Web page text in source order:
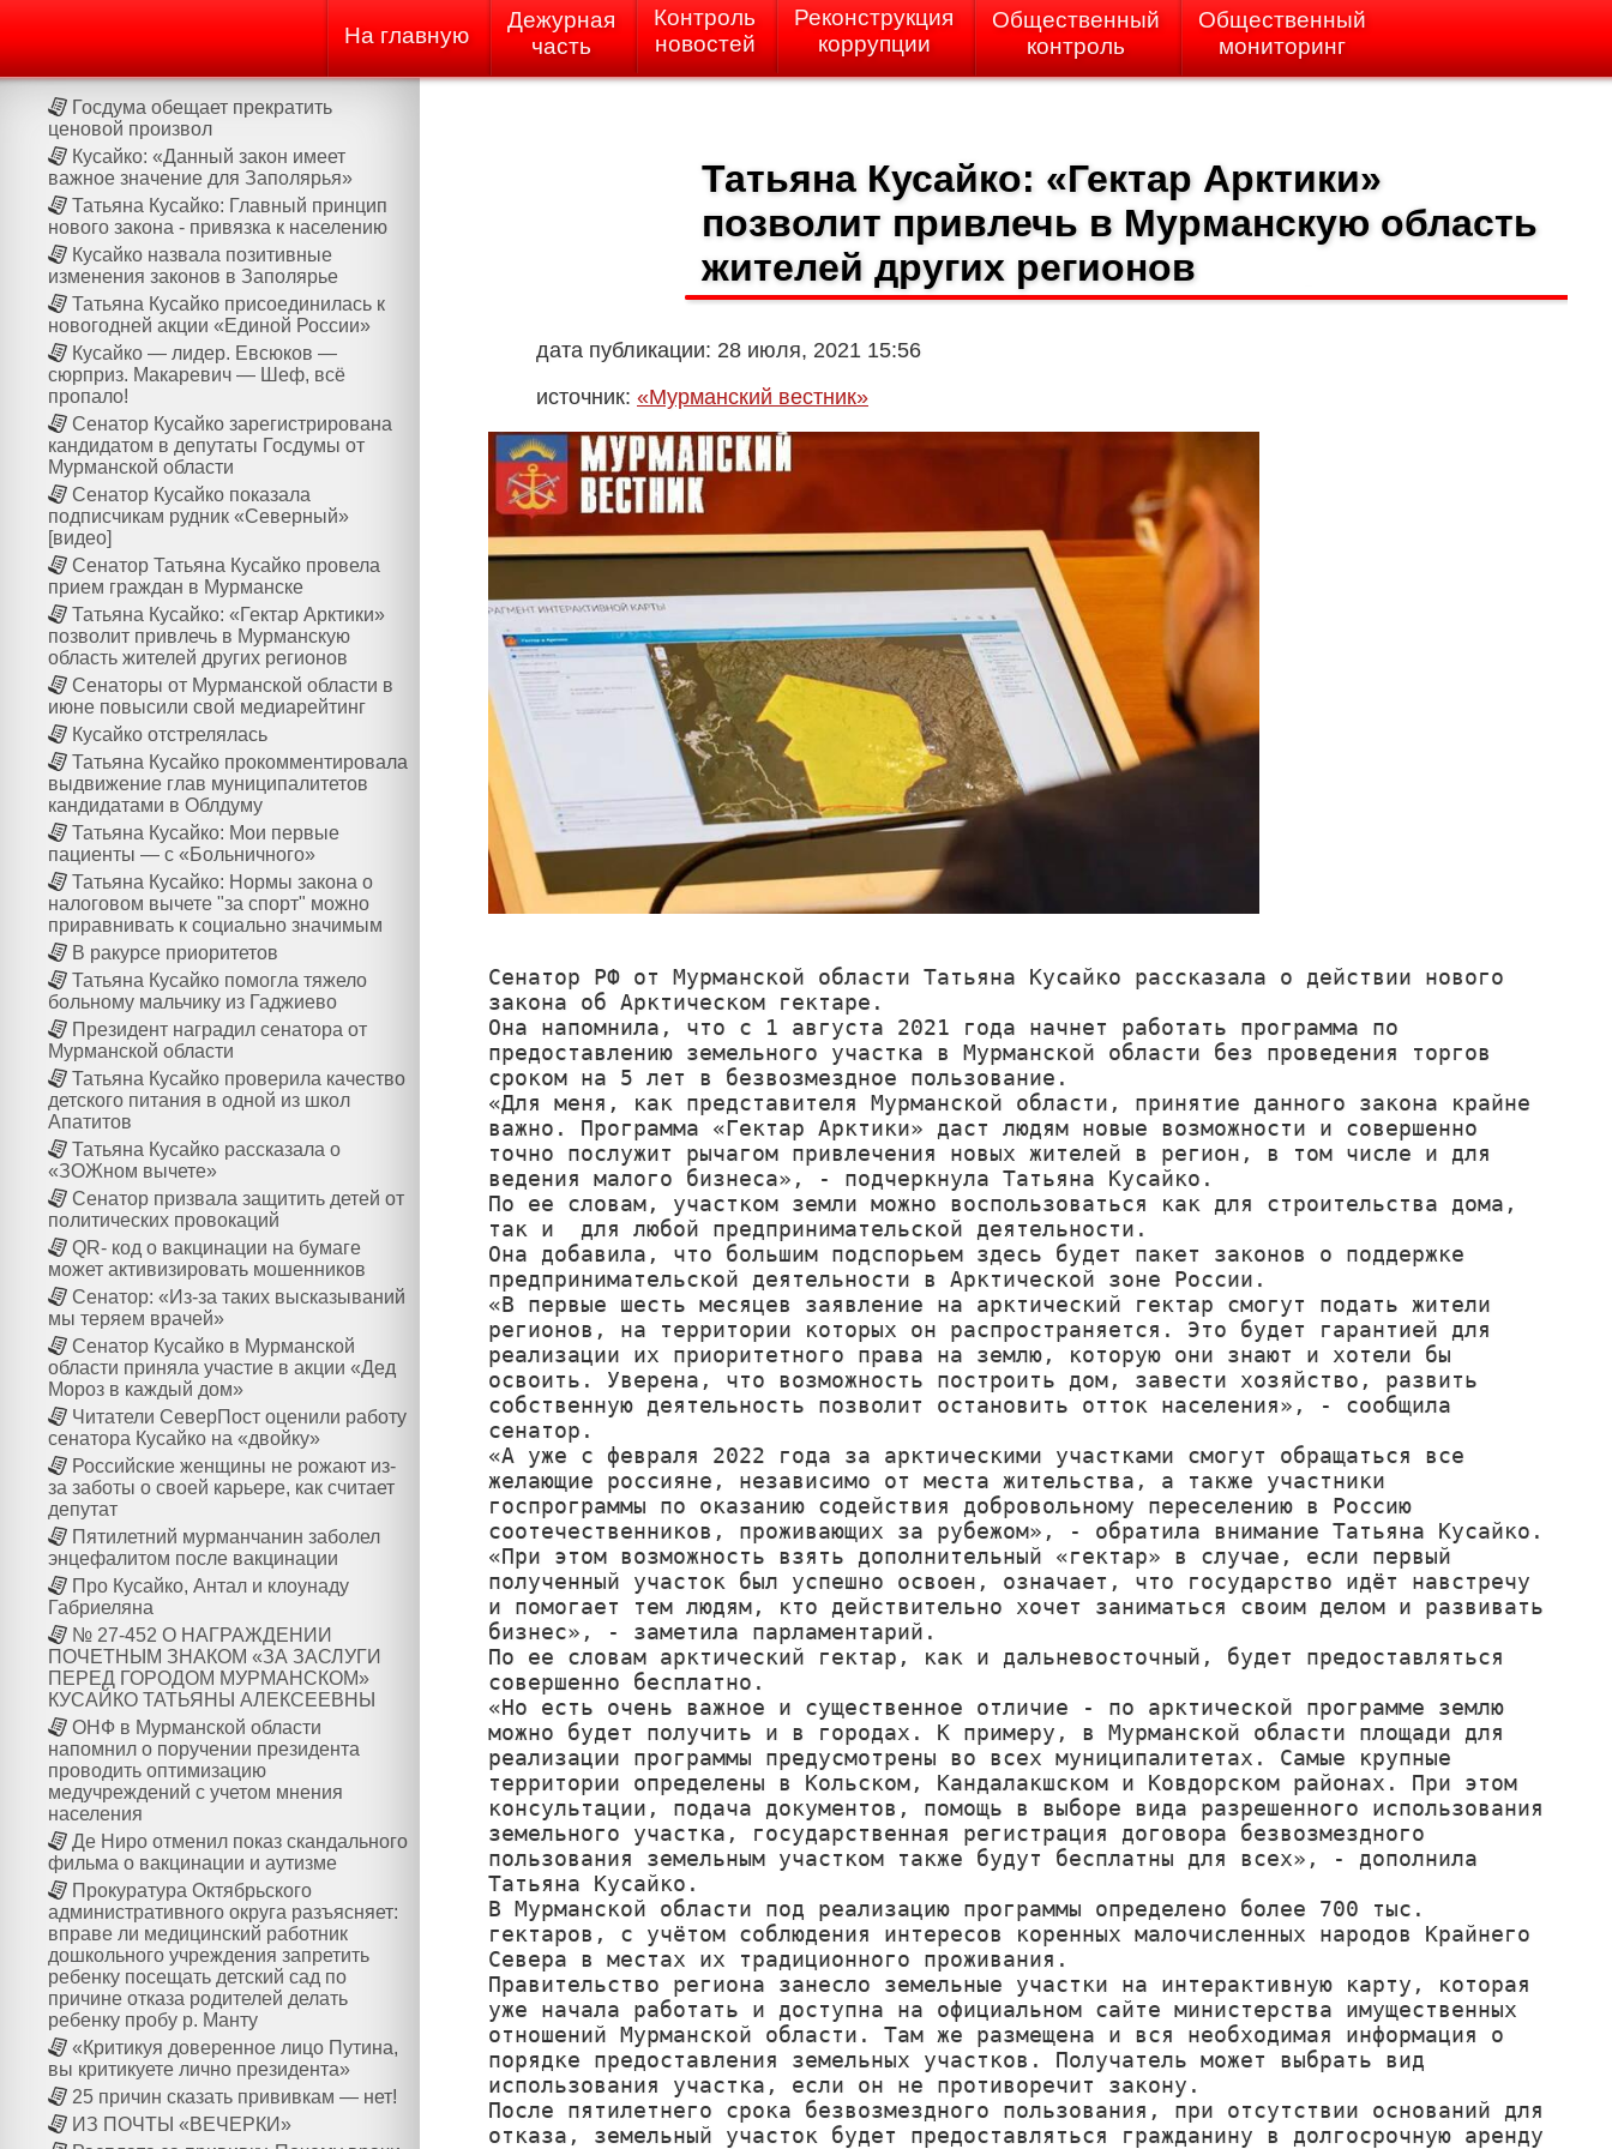
На главную
Дежурная
часть
Контроль
новостей
Реконструкция
коррупции
Общественный
контроль
Общественный
мониторинг
Госдума обещает прекратить
ценовой произвол
Кусайко: «Данный закон имеет
важное значение для Заполярья»
Татьяна Кусайко: Главный принцип
нового закона - привязка к населению
Кусайко назвала позитивные
изменения законов в Заполярье
Татьяна Кусайко присоединилась к
новогодней акции «Единой России»
Кусайко — лидер. Евсюков —
сюрприз. Макаревич — Шеф, всё
пропало!
Сенатор Кусайко зарегистрирована
кандидатом в депутаты Госдумы от
Мурманской области
Сенатор Кусайко показала
подписчикам рудник «Северный»
[видео]
Сенатор Татьяна Кусайко провела
прием граждан в Мурманске
Татьяна Кусайко: «Гектар Арктики»
позволит привлечь в Мурманскую
область жителей других регионов
Сенаторы от Мурманской области в
июне повысили свой медиарейтинг
Кусайко отстрелялась
Татьяна Кусайко прокомментировала
выдвижение глав муниципалитетов
кандидатами в Облдуму
Татьяна Кусайко: Мои первые
пациенты — с «Больничного»
Татьяна Кусайко: Нормы закона о
налоговом вычете "за спорт" можно
приравнивать к социально значимым
В ракурсе приоритетов
Татьяна Кусайко помогла тяжело
больному мальчику из Гаджиево
Президент наградил сенатора от
Мурманской области
Татьяна Кусайко проверила качество
детского питания в одной из школ
Апатитов
Татьяна Кусайко рассказала о
«ЗОЖном вычете»
Сенатор призвала защитить детей от
политических провокаций
QR- код о вакцинации на бумаге
может активизировать мошенников
Сенатор: «Из-за таких высказываний
мы теряем врачей»
Сенатор Кусайко в Мурманской
области приняла участие в акции «Дед
Мороз в каждый дом»
Читатели СеверПост оценили работу
сенатора Кусайко на «двойку»
Российские женщины не рожают из-
за заботы о своей карьере, как считает
депутат
Пятилетний мурманчанин заболел
энцефалитом после вакцинации
Про Кусайко, Антал и клоунаду
Габриеляна
№ 27-452 О НАГРАЖДЕНИИ
ПОЧЕТНЫМ ЗНАКОМ «ЗА ЗАСЛУГИ
ПЕРЕД ГОРОДОМ МУРМАНСКОМ»
КУСАЙКО ТАТЬЯНЫ АЛЕКСЕЕВНЫ
ОНФ в Мурманской области
напомнил о поручении президента
проводить оптимизацию
медучреждений с учетом мнения
населения
Де Ниро отменил показ скандального
фильма о вакцинации и аутизме
Прокуратура Октябрьского
административного округа разъясняет:
вправе ли медицинский работник
дошкольного учреждения запретить
ребенку посещать детский сад по
причине отказа родителей делать
ребенку пробу р. Манту
«Критикуя доверенное лицо Путина,
вы критикуете лично президента»
25 причин сказать прививкам — нет!
ИЗ ПОЧТЫ «ВЕЧЕРКИ»
Татьяна Кусайко: «Гектар Арктики»
позволит привлечь в Мурманскую область
жителей других регионов
дата публикации: 28 июля, 2021 15:56
источник: «Мурманский вестник»
Сенатор РФ от Мурманской области Татьяна Кусайко рассказала о действии нового
закона об Арктическом гектаре.
Она напомнила, что с 1 августа 2021 года начнет работать программа по
предоставлению земельного участка в Мурманской области без проведения торгов
сроком на 5 лет в безвозмездное пользование.
«Для меня, как представителя Мурманской области, принятие данного закона крайне
важно. Программа «Гектар Арктики» даст людям новые возможности и совершенно
точно послужит рычагом привлечения новых жителей в регион, в том числе и для
ведения малого бизнеса», - подчеркнула Татьяна Кусайко.
По ее словам, участком земли можно воспользоваться как для строительства дома,
так и  для любой предпринимательской деятельности.
Она добавила, что большим подспорьем здесь будет пакет законов о поддержке
предпринимательской деятельности в Арктической зоне России.
«В первые шесть месяцев заявление на арктический гектар смогут подать жители
регионов, на территории которых он распространяется. Это будет гарантией для
реализации их приоритетного права на землю, которую они знают и хотели бы
освоить. Уверена, что возможность построить дом, завести хозяйство, развить
собственную деятельность позволит остановить отток населения», - сообщила
сенатор.
«А уже с февраля 2022 года за арктическими участками смогут обращаться все
желающие россияне, независимо от места жительства, а также участники
госпрограммы по оказанию содействия добровольному переселению в Россию
соотечественников, проживающих за рубежом», - обратила внимание Татьяна Кусайко.
«При этом возможность взять дополнительный «гектар» в случае, если первый
полученный участок был успешно освоен, означает, что государство идёт навстречу
и помогает тем людям, кто действительно хочет заниматься своим делом и развивать
бизнес», - заметила парламентарий.
По ее словам арктический гектар, как и дальневосточный, будет предоставляться
совершенно бесплатно.
«Но есть очень важное и существенное отличие - по арктической программе землю
можно будет получить и в городах. К примеру, в Мурманской области площади для
реализации программы предусмотрены во всех муниципалитетах. Самые крупные
территории определены в Кольском, Кандалакшском и Ковдорском районах. При этом
консультации, подача документов, помощь в выборе вида разрешенного использования
земельного участка, государственная регистрация договора безвозмездного
пользования земельным участком также будут бесплатны для всех», - дополнила
Татьяна Кусайко.
В Мурманской области под реализацию программы определено более 700 тыс.
гектаров, с учётом соблюдения интересов коренных малочисленных народов Крайнего
Севера в местах их традиционного проживания.
Правительство региона занесло земельные участки на интерактивную карту, которая
уже начала работать и доступна на официальном сайте министерства имущественных
отношений Мурманской области. Там же размещена и вся необходимая информация о
порядке предоставления земельных участков. Получатель может выбрать вид
использования участка, если он не противоречит закону.
После пятилетнего срока безвозмездного пользования, при отсутствии оснований для
отказа, земельный участок будет предоставляться гражданину в долгосрочную аренду